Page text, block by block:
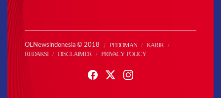
OLNewsindonesia © 2018 PEDOMAN
KARIR
REDAKSI
DISCLAIMER PRIVACY POLICY